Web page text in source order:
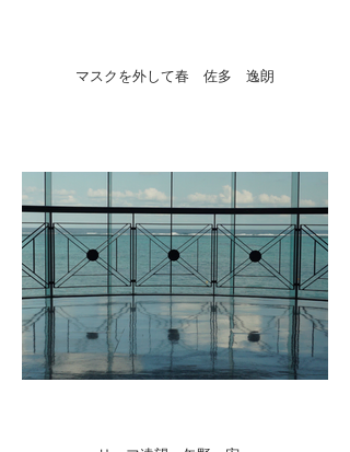
マスクを外して春 佐多 逸朗